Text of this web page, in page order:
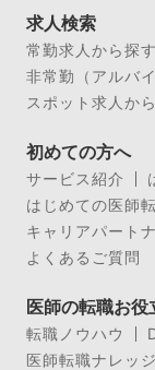
求人検索
常勤求人から探す
非常勤（アルバ
スポット求人か
初めての方へ
サービス紹介
はじめての医師
キャリアパート
よくあるご質問
医師の転職お役
転職ノウハウ
医師転職ナレッジ